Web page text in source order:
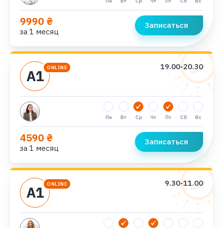
9990 ₴
за 1 месяц
Записаться
ONLINE
А1
19.00-20.30
Пн Вт Ср Чт Пт Сб Вс
4590 ₴
за 1 месяц
Записаться
ONLINE
А1
9.30-11.00